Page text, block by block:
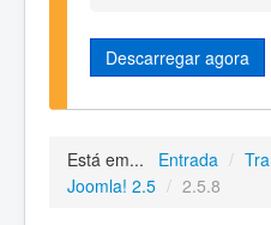
Descarregar agora
Está em... Entrada /
Joomla! 2.5 / 2.5.8